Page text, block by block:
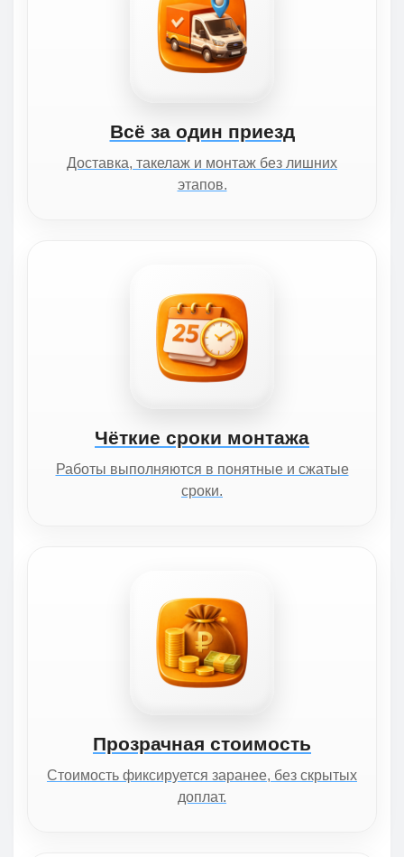
Всё за один приезд
Доставка, такелаж и монтаж без лишних
этапов.
Чёткие сроки монтажа
Работы выполняются в понятные и сжатые
сроки.
Прозрачная стоимость
Стоимость фиксируется заранее, без скрытых
доплат.